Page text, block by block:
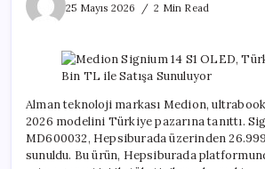
25 Mayıs 2026
2 Min Read
Alman teknoloji markası Medion,
2026 modelini Türkiye pazarına tanıttı.
MD600032, Hepsiburada üzerinden
sunuldu. Bu ürün, Hepsiburada